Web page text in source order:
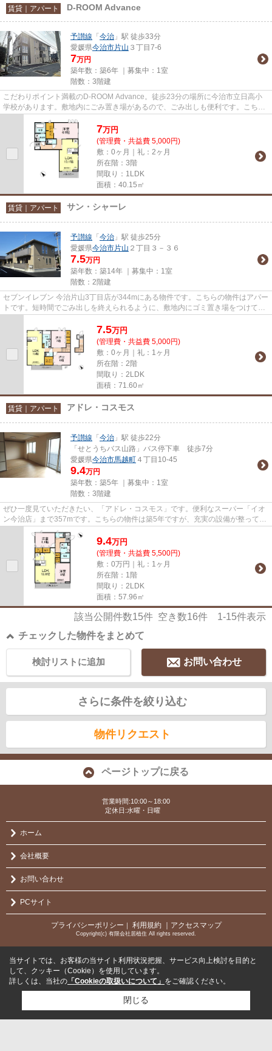
賃貸｜アパート D-ROOM Advance
予讃線 「 今治 」駅 徒歩33分
愛媛県今治市片山 ３丁目7-6
7万円
築年数：築6年 ｜募集中： 1室
階数：3階建
こだわりポイント満載のD-ROOM Advance。徒歩23分の場所に今治市立日高小
学校があります。敷地内にごみ置き場があるので、ごみ出しも便利です。こちら
の物件はアパートです。予讃線今...
7万円
(管理費・共益費 5,000円)
敷：0ヶ月｜礼：2ヶ月
所在階：3階
間取り：1LDK
面積：40.15㎡
賃貸｜アパート サン・シャーレ
予讃線 「 今治 」駅 徒歩25分
愛媛県今治市片山 ２丁目３－３６
7.5万円
築年数：築14年 ｜募集中： 1室
階数：2階建
セブンイレブン 今治片山3丁目店が344mにある物件です。こちらの物件はアパー
トです。短時間でごみ出しを終えられるように、敷地内にゴミ置き場をつけてお
7.5万円
(管理費・共益費 5,000円)
敷：0ヶ月｜礼：1ヶ月
所在階：2階
間取り：2LDK
面積：71.60㎡
賃貸｜アパート アドレ・コスモス
予讃線 「 今治 」駅 徒歩22分
「せとうちバス山路」バス停下車 徒歩7分
愛媛県今治市馬越町 ４丁目10-45
9.4万円
築年数：築5年 ｜募集中： 1室
階数：3階建
ぜひ一度見ていただきたい、「アドレ・コスモス」です。便利なスーパー「イオ
ン今治店」まで357mです。こちらの物件は築5年ですが、充実の設備が整ってい
ます。陽当りが良い物件です。...
9.4万円
(管理費・共益費 5,500円)
敷：0万円｜礼：1ヶ月
所在階：1階
間取り：2LDK
面積：57.96㎡
該当公開件数15件 空き数16件 1-15件表示
チェックした物件をまとめて
お問い合わせ
検討リストに追加
さらに条件を絞り込む
物件リクエスト
ページトップに戻る
営業時間:10:00～18:00
定休日:水曜・日曜
ホーム
会社概要
お問い合わせ
PCサイト
プライバシーポリシー ｜ 利用規約 ｜アクセスマップ
Copyright(c) 有限会社居植住 All rights reserved.
当サイトでは、お客様の当サイト利用状況把握、サービス向上検討を目的と
して、クッキー（Cookie）を使用しています。
詳しくは、当社の 「Cookieの取扱いについて」 をご確認ください。
閉じる